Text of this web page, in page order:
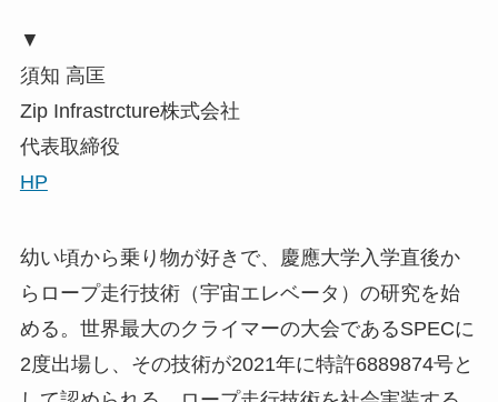
▼
須知 高匡
Zip Infrastrcture株式会社
代表取締役
HP
幼い頃から乗り物が好きで、慶應大学入学直後か
らロープ走行技術（宇宙エレベータ）の研究を始
める。世界最大のクライマーの大会であるSPECに
2度出場し、その技術が2021年に特許6889874号と